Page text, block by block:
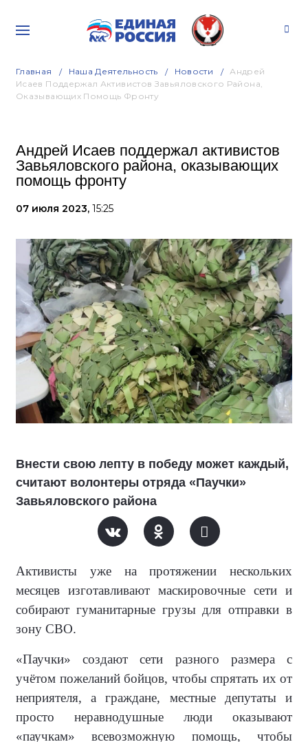
Главная Наша Деятельность Новости
Андрей
Исаев Поддержал Активистов Завьяловского Района,
Оказывающих Помощь Фронту
Андрей Исаев поддержал активистов
Завьяловского района, оказывающих
помощь фронту
07 июля 2023, 15:25
Внести свою лепту в победу может каждый,
считают волонтеры отряда «Паучки»
Завьяловского района
Активисты уже на протяжении нескольких
месяцев изготавливают маскировочные сети и
собирают гуманитарные грузы для отправки в
зону СВО.
«Паучки» создают сети разного размера с
учётом пожеланий бойцов, чтобы спрятать их от
неприятеля, а граждане, местные депутаты и
просто неравнодушные люди оказывают
«паучкам» всевозможную помощь, чтобы